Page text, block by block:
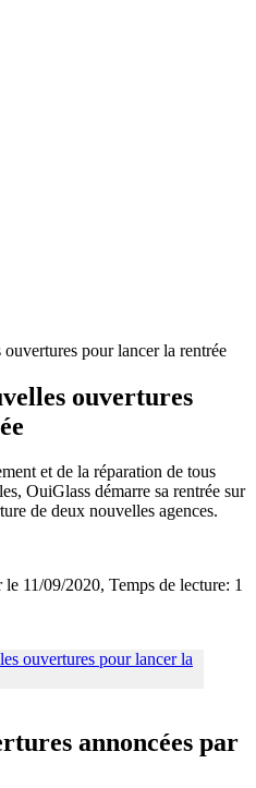
pour lancer la rentrée
ouvertures
et de la réparation de tous
OuiGlass démarre sa rentrée sur
de deux nouvelles agences.
le 11/09/2020, Temps de lecture: 1
annoncées par